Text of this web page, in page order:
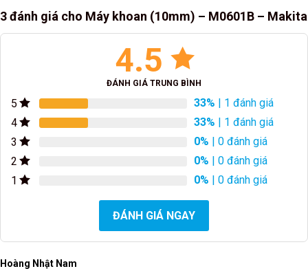
3 đánh giá cho Máy khoan (10mm) – M0601B – Makita
4.5
ĐÁNH GIÁ TRUNG BÌNH
5 33% | 1 đánh giá
4
33% | 1 đánh giá
3
0% | 0 đánh giá
2
0% | 0 đánh giá
1
0% | 0 đánh giá
ĐÁNH GIÁ NGAY
Hoàng Nhật Nam